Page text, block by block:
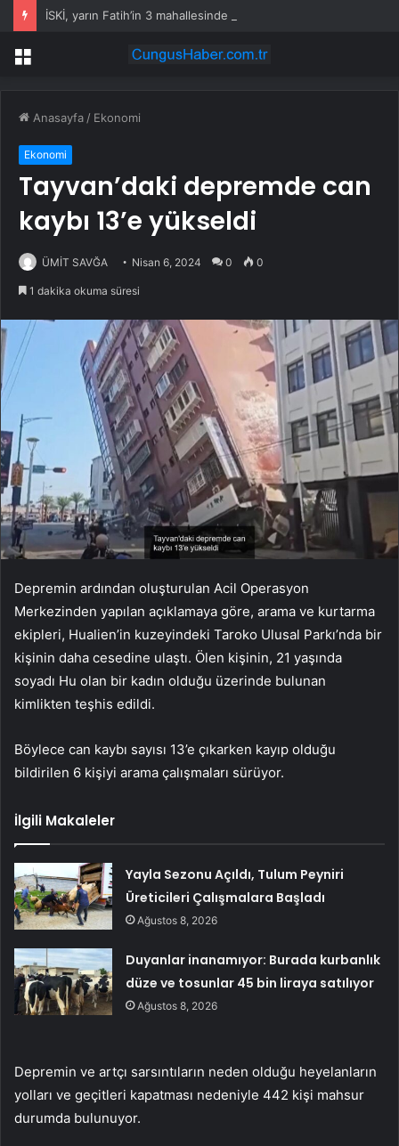
İSKİ, yarın Fatih’in 3 mahallesinde su kesintisi uygulayacak
Menü
Anasayfa / Ekonomi
Ekonomi
Tayvan’daki depremde can
kaybı 13’e yükseldi
ÜMİT SAVĞA Nisan 6, 2024 0 0
1 dakika okuma süresi
Depremin ardından oluşturulan Acil Operasyon
Merkezinden yapılan açıklamaya göre, arama ve kurtarma
ekipleri, Hualien’in kuzeyindeki Taroko Ulusal Parkı’nda bir
kişinin daha cesedine ulaştı. Ölen kişinin, 21 yaşında
soyadı Hu olan bir kadın olduğu üzerinde bulunan
kimlikten teşhis edildi.
Böylece can kaybı sayısı 13’e çıkarken kayıp olduğu
bildirilen 6 kişiyi arama çalışmaları sürüyor.
İlgili Makaleler
Yayla Sezonu Açıldı, Tulum Peyniri
Üreticileri Çalışmalara Başladı
Ağustos 8, 2026
Duyanlar inanamıyor: Burada kurbanlık
düze ve tosunlar 45 bin liraya satılıyor
Ağustos 8, 2026
Depremin ve artçı sarsıntıların neden olduğu heyelanların
yolları ve geçitleri kapatması nedeniyle 442 kişi mahsur
durumda bulunuyor.